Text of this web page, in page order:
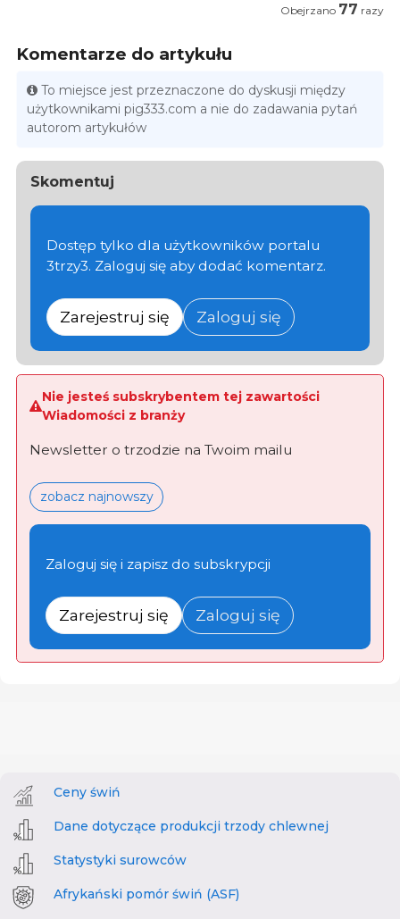
Obejrzano 77 razy
Komentarze do artykułu
To miejsce jest przeznaczone do dyskusji między
użytkownikami pig333.com a nie do zadawania pytań
autorom artykułów
Skomentuj
Dostęp tylko dla użytkowników portalu
3trzy3. Zaloguj się aby dodać komentarz.
Zarejestruj się Zaloguj się
Nie jesteś subskrybentem tej zawartości
Wiadomości z branży
Newsletter o trzodzie na Twoim mailu
zobacz najnowszy
Zaloguj się i zapisz do subskrypcji
Zarejestruj się Zaloguj się
Ceny świń
Dane dotyczące produkcji trzody chlewnej
Statystyki surowców
Afrykański pomór świń (ASF)